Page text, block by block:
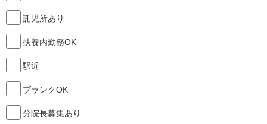
託児所あり
扶養内勤務OK
駅近
ブランクOK
分院長募集あり